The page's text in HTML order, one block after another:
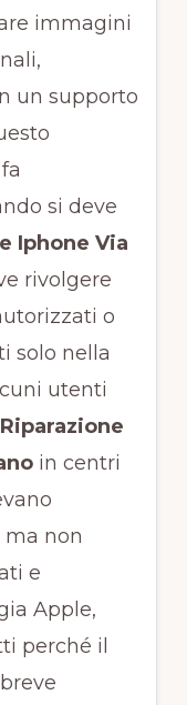
immagini
un supporto
si deve
Iphone Via
rivolgere
o
solo nella
utenti
Riparazione
in centri
non
e
Apple,
perché il